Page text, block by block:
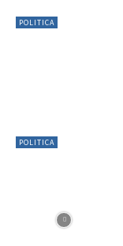
POLITICA
POLITICA